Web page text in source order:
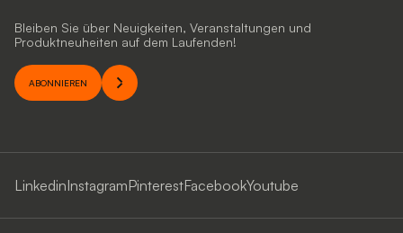
Bleiben Sie über Neuigkeiten, Veranstaltungen und
Produktneuheiten auf dem Laufenden!
ABONNIEREN
LinkedinInstagramPinterestFacebookYoutube